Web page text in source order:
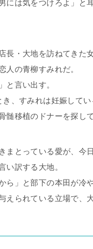
には気をつけろよ」と
長・大地を訪ねてきた
人の青柳すみれだ。
と言い出す。
、すみれは妊娠して
髄移植のドナーを探し
まとっている愛が、今
い訳する大地。
ら」と部下の本田が冷
えられている立場で、